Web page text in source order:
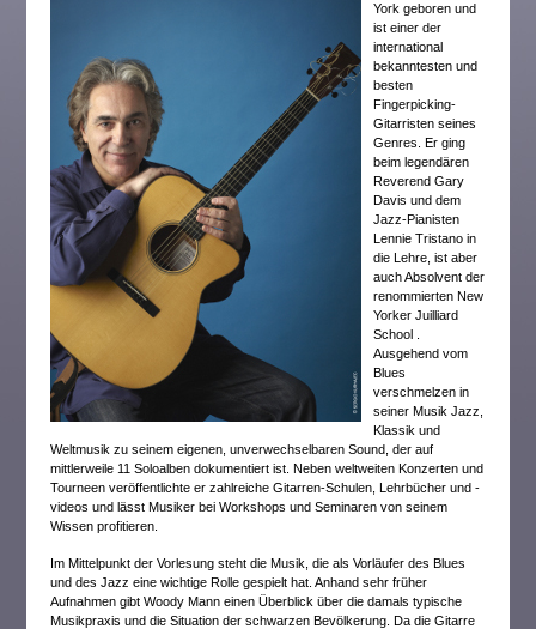
York geboren und
ist einer der
international
bekanntesten und
besten
Fingerpicking-
Gitarristen seines
Genres. Er ging
beim legendären
Reverend Gary
Davis und dem
Jazz-Pianisten
Lennie Tristano in
die Lehre, ist aber
auch Absolvent der
renommierten New
Yorker Juilliard
School .
Ausgehend vom
Blues
verschmelzen in
seiner Musik Jazz,
Klassik und
Weltmusik zu seinem eigenen, unverwechselbaren Sound, der auf
mittlerweile 11 Soloalben dokumentiert ist. Neben weltweiten Konzerten und
Tourneen veröffentlichte er zahlreiche Gitarren-Schulen, Lehrbücher und -
videos und lässt Musiker bei Workshops und Seminaren von seinem
Wissen profitieren.
Im Mittelpunkt der Vorlesung steht die Musik, die als Vorläufer des Blues
und des Jazz eine wichtige Rolle gespielt hat. Anhand sehr früher
Aufnahmen gibt Woody Mann einen Überblick über die damals typische
Musikpraxis und die Situation der schwarzen Bevölkerung. Da die Gitarre